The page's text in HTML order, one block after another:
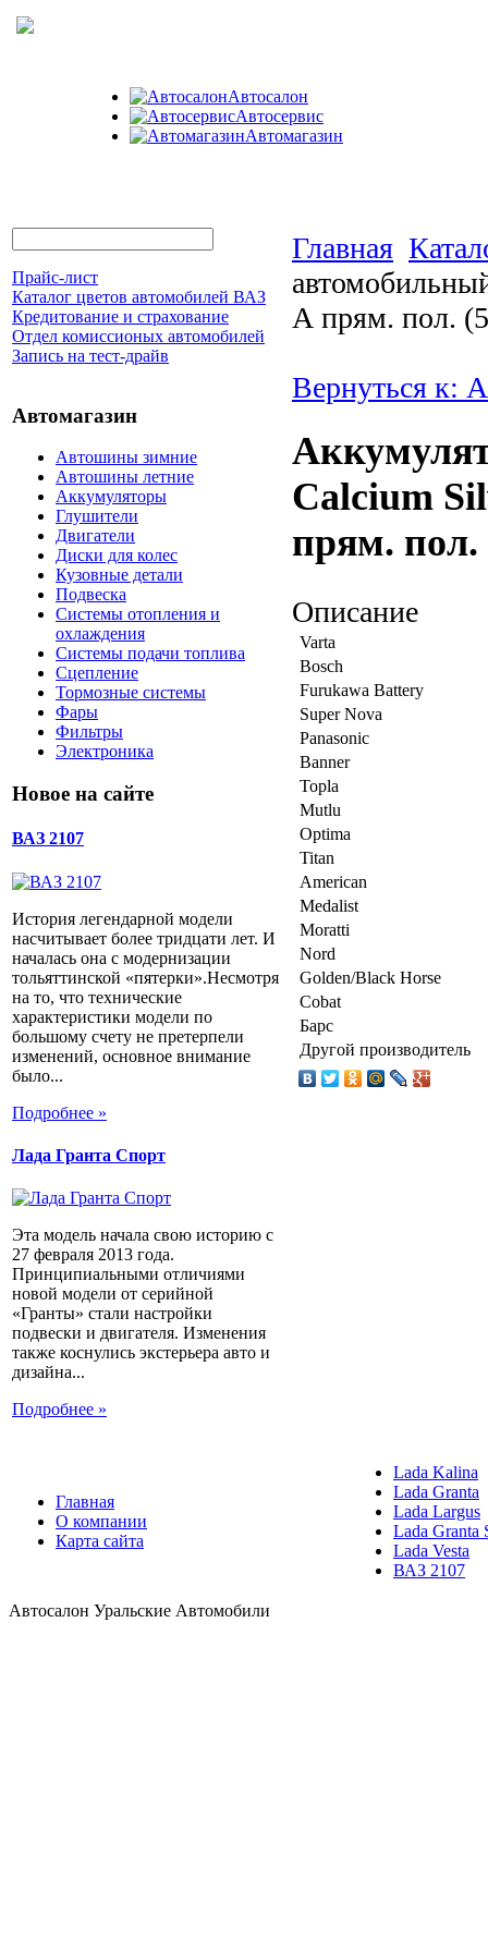
Автосалон
Автосервис
Автомагазин
Прайс-лист
Каталог цветов автомобилей ВАЗ
Кредитование и страхование
Отдел комиссионых автомобилей
Запись на тест-драйв
Автомагазин
Автошины зимние
Автошины летние
Аккумуляторы
Глушители
Двигатели
Диски для колес
Кузовные детали
Подвеска
Системы отопления и
охлаждения
Системы подачи топлива
Сцепление
Тормозные системы
Фары
Фильтры
Электроника
Новое на сайте
ВАЗ 2107
История легендарной модели
насчитывает более тридцати лет. И
началась она с модернизации
тольяттинской «пятерки».Несмотря
на то, что технические
характеристики модели по
большому счету не претерпели
изменений, основное внимание
было...
Подробнее »
Лада Гранта Спорт
Эта модель начала свою историю с
27 февраля 2013 года.
Принципиальными отличиями
новой модели от серийной
«Гранты» стали настройки
подвески и двигателя. Изменения
также коснулись экстерьера авто и
дизайна...
Подробнее »
Главная
А прям. пол.
Вернуться к:
Calcium
прям. пол.
Описание
Varta
Bosch
Furukawa Battery
Super Nova
Panasonic
Banner
Topla
Mutlu
Optima
Titan
American
Medalist
Moratti
Nord
Golden/Black Horse
Cobat
Барс
Другой производитель
Главная
О компании
Карта сайта
Lada Kalina
Lada Granta
Lada Largus
Lada Granta
Lada Vesta
ВАЗ 2107
Автосалон Уральские Автомобили